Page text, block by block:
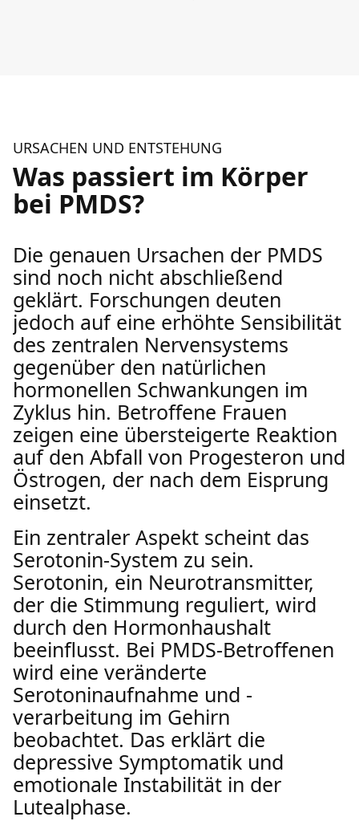
URSACHEN UND ENTSTEHUNG
Was passiert im Körper
bei PMDS?
Die genauen Ursachen der PMDS
sind noch nicht abschließend
geklärt. Forschungen deuten
jedoch auf eine erhöhte Sensibilität
des zentralen Nervensystems
gegenüber den natürlichen
hormonellen Schwankungen im
Zyklus hin. Betroffene Frauen
zeigen eine übersteigerte Reaktion
auf den Abfall von Progesteron und
Östrogen, der nach dem Eisprung
einsetzt.
Ein zentraler Aspekt scheint das
Serotonin-System zu sein.
Serotonin, ein Neurotransmitter,
der die Stimmung reguliert, wird
durch den Hormonhaushalt
beeinflusst. Bei PMDS-Betroffenen
wird eine veränderte
Serotoninaufnahme und -
verarbeitung im Gehirn
beobachtet. Das erklärt die
depressive Symptomatik und
emotionale Instabilität in der
Lutealphase.